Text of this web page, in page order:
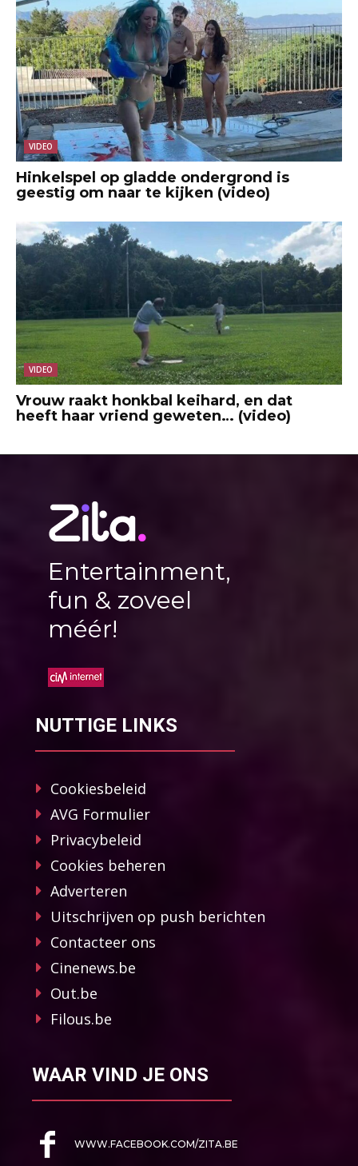
VIDEO
Hinkelspel op gladde ondergrond is
geestig om naar te kijken (video)
VIDEO
Vrouw raakt honkbal keihard, en dat
heeft haar vriend geweten… (video)
Entertainment,
fun & zoveel
méér!
NUTTIGE LINKS
Cookiesbeleid
AVG Formulier
Privacybeleid
Cookies beheren
Adverteren
Uitschrijven op push berichten
Contacteer ons
Cinenews.be
Out.be
Filous.be
WAAR VIND JE ONS
WWW.FACEBOOK.COM/ZITA.BE